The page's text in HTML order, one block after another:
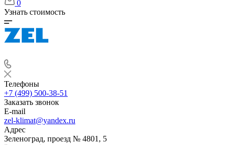
0
Узнать стоимость
Телефоны
+7 (499) 500-38-51
Заказать звонок
E-mail
zel-klimat@yandex.ru
Адрес
Зеленоград, проезд № 4801, 5